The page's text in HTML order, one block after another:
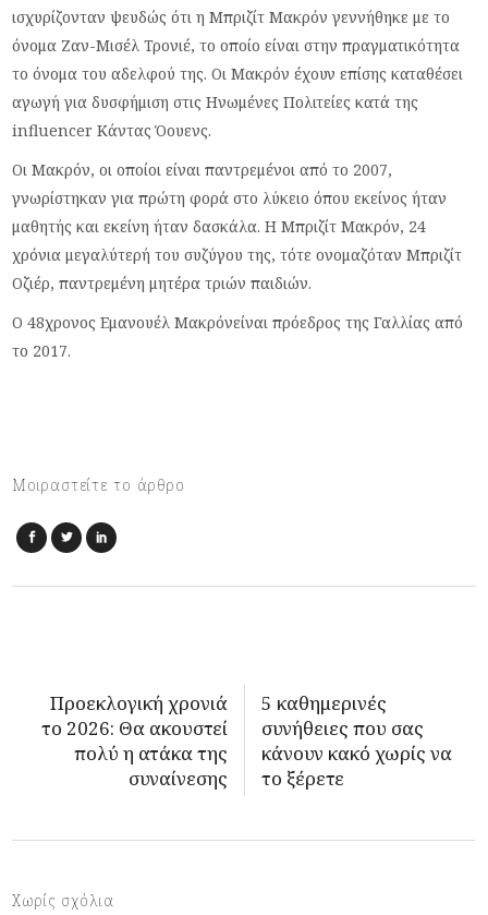
ισχυρίζονταν ψευδώς ότι η Μπριζίτ Μακρόν γεννήθηκε με το
όνομα Ζαν-Μισέλ Τρονιέ, το οποίο είναι στην πραγματικότητα
το όνομα του αδελφού της. Οι Μακρόν έχουν επίσης καταθέσει
αγωγή για δυσφήμιση στις Ηνωμένες Πολιτείες κατά της
influencer Κάντας Όουενς.
Οι Μακρόν, οι οποίοι είναι παντρεμένοι από το 2007,
γνωρίστηκαν για πρώτη φορά στο λύκειο όπου εκείνος ήταν
μαθητής και εκείνη ήταν δασκάλα. Η Μπριζίτ Μακρόν, 24
χρόνια μεγαλύτερή του συζύγου της, τότε ονομαζόταν Μπριζίτ
Οζιέρ, παντρεμένη μητέρα τριών παιδιών.
Ο 48χρονος Εμανουέλ Μακρόνείναι πρόεδρος της Γαλλίας από
το 2017.
Μοιραστείτε το άρθρο
Προεκλογική χρονιά
το 2026: Θα ακουστεί
πολύ η ατάκα της
συναίνεσης
5 καθημερινές
συνήθειες που σας
κάνουν κακό χωρίς να
το ξέρετε
Χωρίς σχόλια